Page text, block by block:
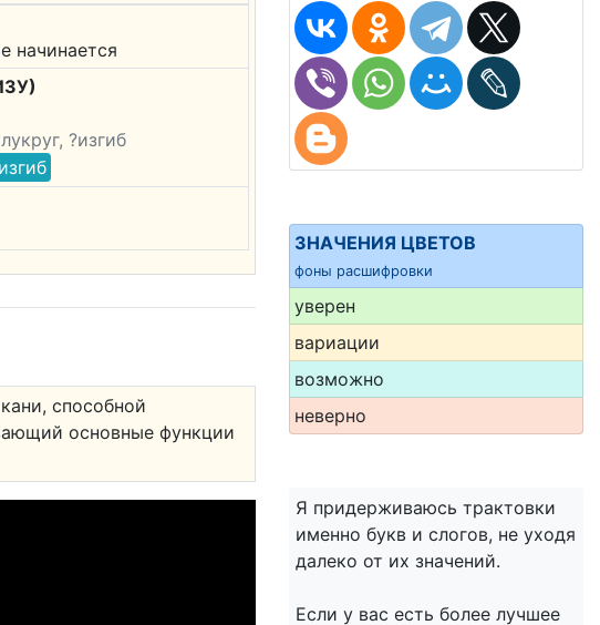
начинается
?изгиб
способной
основные функции
ЗНАЧЕНИЯ ЦВЕТОВ
фоны расшифровки
уверен
вариации
возможно
неверно
Я придерживаюсь трактовки
именно букв и слогов, не уходя
далеко от их значений.
Если у вас есть более лучшее